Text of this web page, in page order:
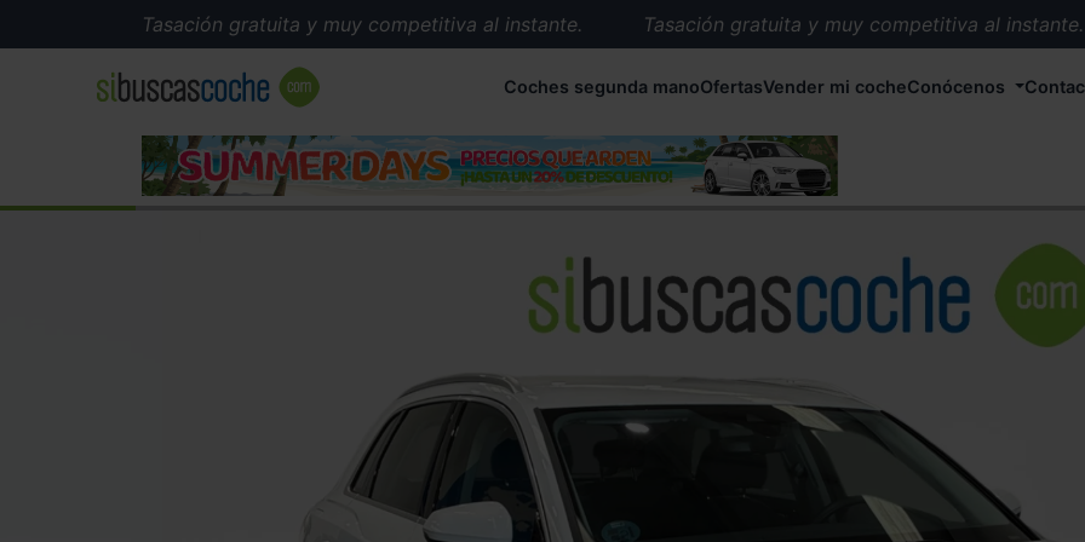
Tasación gratuita y muy competitiva al instante.
Tasación gratuita y muy competitiva al instante.
Más de 5.000 conductores satisfechos.
Buscamos el coche que tu quieras.
Recogemos tu coche en cualquier parte de España.
Compramos tu coche. Pago inmediato.
Coches segunda manoOfertasVender mi cocheConócenos